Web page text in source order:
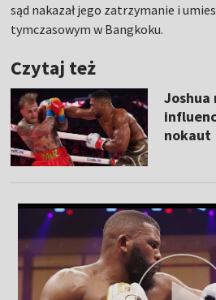
sąd nakazał jego zatrzymanie i
tymczasowym w Bangkoku.
Czytaj też
Joshua
nokaut